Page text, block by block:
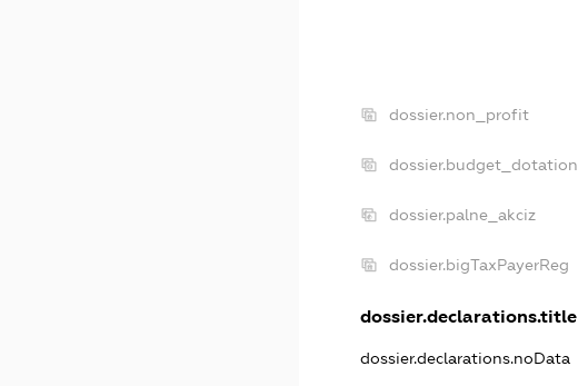
dossier.non_profit
dossier.budget_dotation
dossier.palne_akciz
dossier.bigTaxPayerReg
dossier.declarations.title
dossier.declarations.noData